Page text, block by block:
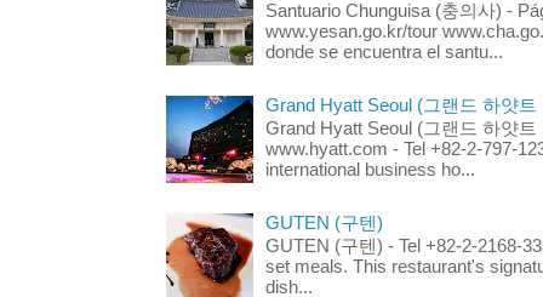
Santuario Chunguisa (충의사) -
www.yesan.go.kr/tour
donde se encuentra el santu...
Grand Hyatt Seoul (그랜드 하얏트
Grand Hyatt Seoul (그랜드 하얏트
www.hyatt.com - Tel +82-2-797-
international business ho...
GUTEN (구텐)
GUTEN (구텐) - Tel +82-2-2168-
set meals. This restaurant's
dish...